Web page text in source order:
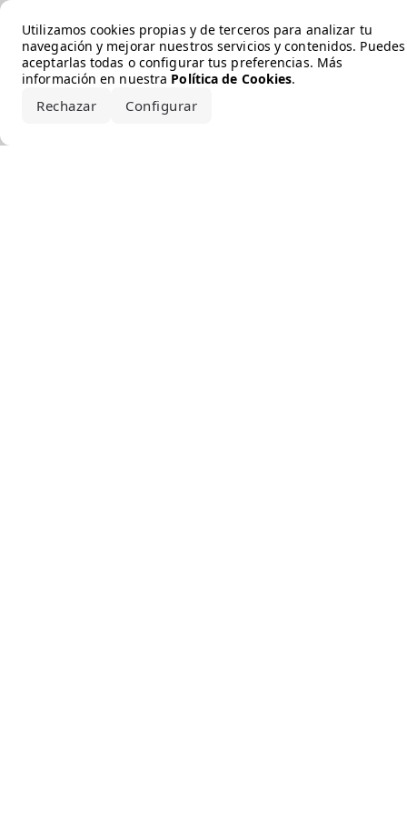
Utilizamos cookies propias y de terceros para analizar tu
navegación y mejorar nuestros servicios y contenidos. Puedes
aceptarlas todas o configurar tus preferencias. Más
información en nuestra Política de Cookies.
Rechazar Configurar
Error loading the brand